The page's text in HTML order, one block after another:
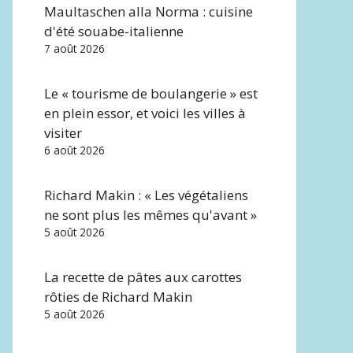
Maultaschen alla Norma : cuisine
d'été souabe-italienne
7 août 2026
Le « tourisme de boulangerie » est
en plein essor, et voici les villes à
visiter
6 août 2026
Richard Makin : « Les végétaliens
ne sont plus les mêmes qu'avant »
5 août 2026
La recette de pâtes aux carottes
rôties de Richard Makin
5 août 2026